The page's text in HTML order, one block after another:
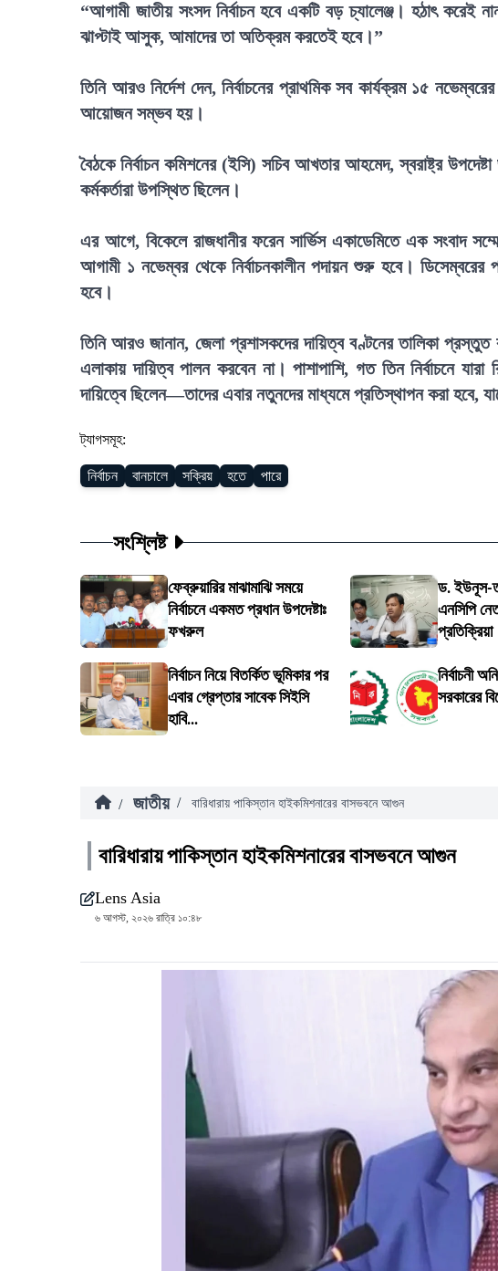
“আগামী জাতীয় সংসদ নির্বাচন হবে একটি বড় চ্যালেঞ্জ। হঠাৎ
ঝাপ্টাই আসুক, আমাদের তা অতিক্রম করতেই হবে।”
তিনি আরও নির্দেশ দেন, নির্বাচনের প্রাথমিক সব কার্যক্রম ১৫
আয়োজন সম্ভব হয়।
বৈঠকে নির্বাচন কমিশনের (ইসি) সচিব আখতার আহমেদ, স্বরাষ্ট্র
কর্মকর্তারা উপস্থিত ছিলেন।
এর আগে, বিকেলে রাজধানীর ফরেন সার্ভিস একাডেমিতে এক সংবাদ
আগামী ১ নভেম্বর থেকে নির্বাচনকালীন পদায়ন শুরু হবে। ডিসেম্বরের
হবে।
তিনি আরও জানান, জেলা প্রশাসকদের দায়িত্ব বণ্টনের তালিকা
এলাকায় দায়িত্ব পালন করবেন না। পাশাপাশি, গত তিন নির্বাচনে যারা
দায়িত্বে ছিলেন—তাদের এবার নতুনদের মাধ্যমে প্রতিস্থাপন করা হবে,
ট্যাগসমূহ:
নির্বাচন বানচালে সক্রিয় হতে পারে
সংশ্লিষ্ট
ফেব্রুয়ারির মাঝামাঝি সময়ে
নির্বাচনে একমত প্রধান উপদেষ্টাঃ
ফখরুল
ড. ইউনূস-
এনসিপি
প্রতিক্রিয়া
নির্বাচন নিয়ে বিতর্কিত ভূমিকার পর
এবার গ্রেপ্তার সাবেক সিইসি
হাবি...
নির্বাচনী
সরকারের
/ জাতীয় / বারিধারায় পাকিস্তান হাইকমিশনারের বাসভবনে আগুন
বারিধারায় পাকিস্তান হাইকমিশনারের বাসভবনে আগুন
Lens Asia
৬ আগস্ট, ২০২৬ রাত্রি ১০:৪৮